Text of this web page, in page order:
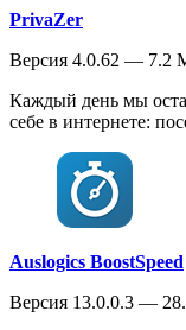
PrivaZer
Версия 4.0.62 — 7.2
Каждый день мы
себе в интернете:
Auslogics BoostSpeed
Версия 13.0.0.3 —